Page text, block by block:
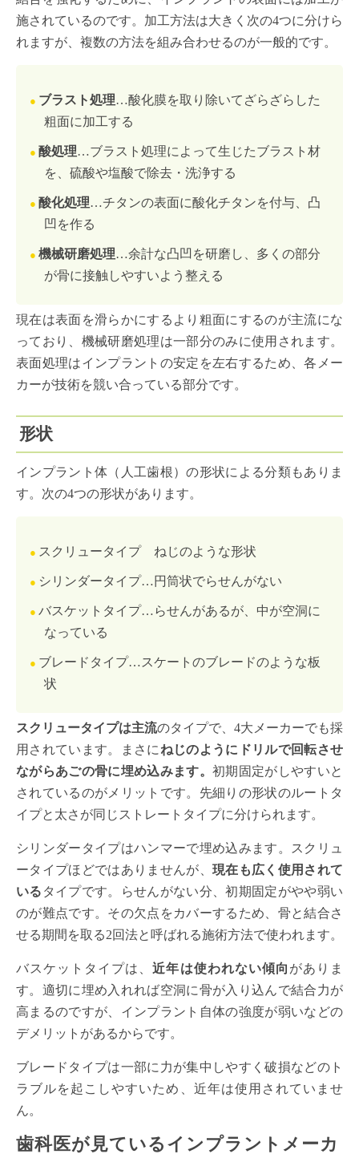
施されているのです。加工方法は大きく次の4つに分けら
れますが、複数の方法を組み合わせるのが一般的です。
ブラスト処理…酸化膜を取り除いてざらざらした
粗面に加工する
酸処理…ブラスト処理によって生じたブラスト材
を、硫酸や塩酸で除去・洗浄する
酸化処理…チタンの表面に酸化チタンを付与、凸
凹を作る
機械研磨処理…余計な凸凹を研磨し、多くの部分
が骨に接触しやすいよう整える
現在は表面を滑らかにするより粗面にするのが主流にな
っており、機械研磨処理は一部分のみに使用されます。
表面処理はインプラントの安定を左右するため、各メー
カーが技術を競い合っている部分です。
形状
インプラント体（人工歯根）の形状による分類もありま
す。次の4つの形状があります。
スクリュータイプ ねじのような形状
シリンダータイプ…円筒状でらせんがない
バスケットタイプ…らせんがあるが、中が空洞に
なっている
ブレードタイプ…スケートのブレードのような板
状
スクリュータイプは主流のタイプで、4大メーカーでも採
用されています。まさに ねじのようにドリルで回転させ
ながらあごの骨に埋め込みます。 初期固定がしやすいと
されているのがメリットです。先細りの形状のルートタ
イプと太さが同じストレートタイプに分けられます。
シリンダータイプはハンマーで埋め込みます。スクリュ
ータイプほどではありませんが、 現在も広く使用されて
いる タイプです。らせんがない分、初期固定がやや弱い
のが難点です。その欠点をカバーするため、骨と結合さ
せる期間を取る2回法と呼ばれる施術方法で使われます。
バスケットタイプは、近年は使われない傾向 がありま
す。適切に埋め入れれば空洞に骨が入り込んで結合力が
高まるのですが、インプラント自体の強度が弱いなどの
デメリットがあるからです。
ブレードタイプは一部に力が集中しやすく破損などのト
ラブルを起こしやすいため、近年は使用されていませ
ん。
歯科医が見ているインプラントメーカ